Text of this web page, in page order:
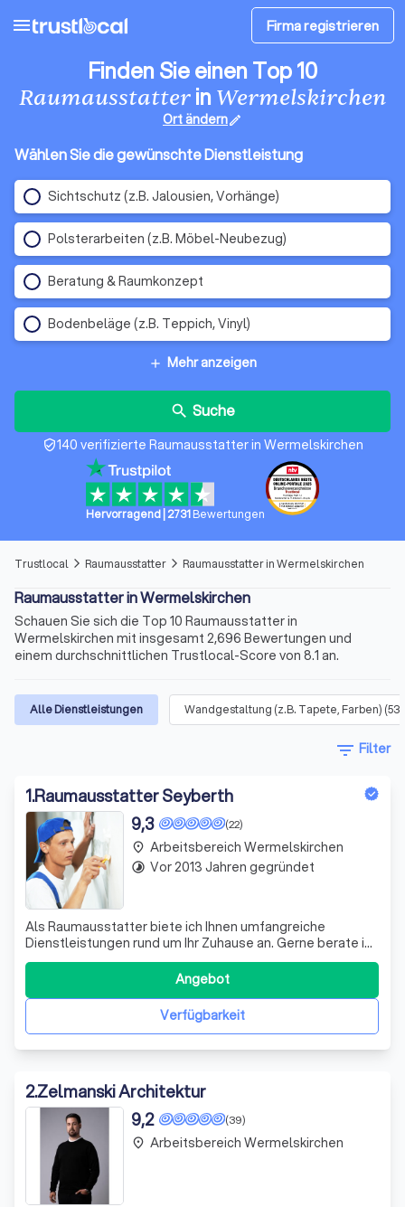
menu Firma registrieren
Finden Sie einen Top 10
Raumausstatterin Wermelskirchen
Ort ändernedit
Wählen Sie die gewünschte Dienstleistung
Sichtschutz (z.B. Jalousien, Vorhänge)
Polsterarbeiten (z.B. Möbel-Neubezug)
Beratung & Raumkonzept
Bodenbeläge (z.B. Teppich, Vinyl)
add Mehr anzeigen
search Suche
verified_user140 verifizierte Raumausstatter in Wermelskirchen
Hervorragend| 2731 Bewertungen
Trustlocal arrow_forward_ios Raumausstatter arrow_forward_ios Raumausstatter in Wermelskirchen
Raumausstatter in Wermelskirchen
Schauen Sie sich die Top 10 Raumausstatter in
Wermelskirchen mit insgesamt 2,696 Bewertungen und
einem durchschnittlichen Trustlocal-Score von 8.1 an.
Alle Dienstleistungen Wandgestaltung (z.B. Tapete, Farben) (53
filter_list Filter
1.Raumausstatter Seyberth
(22)
9,3
Als Raumausstatter biete ich Ihnen umfangreiche
Dienstleistungen rund um Ihr Zuhause an. Gerne berate ich
Sie bei Projekten und stehen Ihnen mit meiner Kompetenz
zur Seite. Ihr Wohl liegt mir am Herzen! —————— Mein
junger, inovativer und motivierter Betrieb kann schon auf
viele erfolgreich umgesetVerfügbarkeit
Angebot
place Arbeitsbereich Wermelskirchen
timelapse Vor 2013 Jahren gegründet
2.Zelmanski Architektur
(39)
9,2
place Arbeitsbereich Wermelskirchen